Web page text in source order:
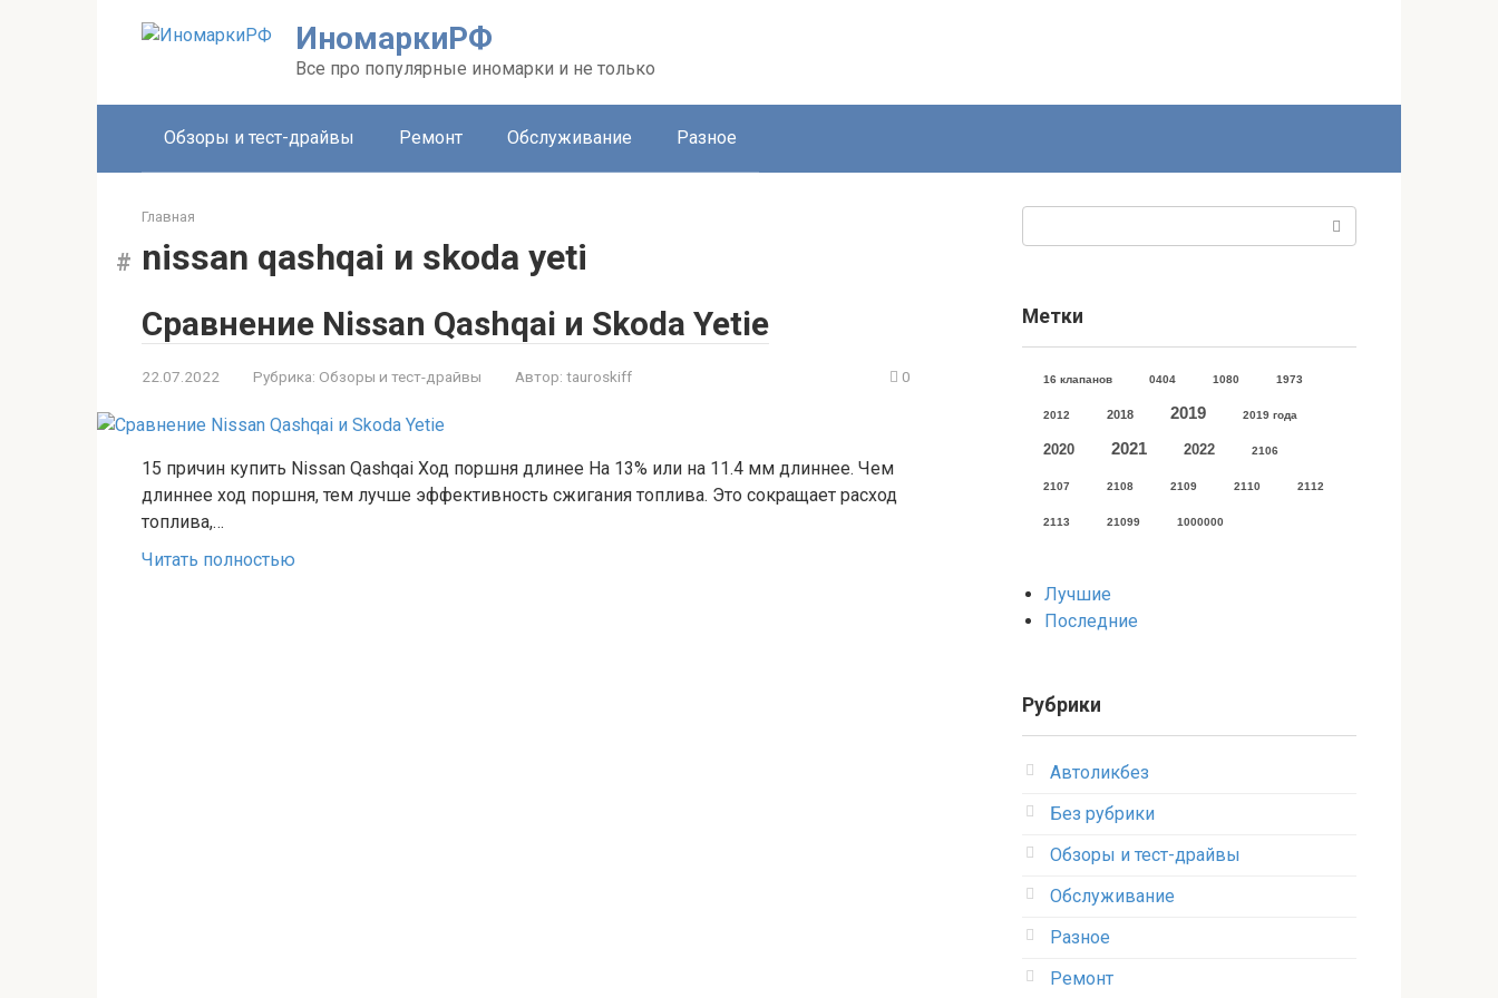
ИномаркиРФ
Все про популярные иномарки и не только
Обзоры и тест-драйвы Ремонт Обслуживание Разное
Главная
nissan qashqai и skoda yeti
Сравнение Nissan Qashqai и Skoda Yetiе
22.07.2022 Рубрика: Обзоры и тест-драйвы Автор: tauroskiff 0
15 причин купить Nissan Qashqai Ход поршня длинее На 13% или на 11.4 мм длиннее. Чем
длиннее ход поршня, тем лучше эффективность сжигания топлива. Это сокращает расход
топлива,…
Читать полностью
Метки
16 клапанов 0404 1080 1973
2012 2018 2019 2019 года
2020 2021 2022 2106
2107 2108 2109 2110 2112
2113 21099 1000000
Лучшие
Последние
Рубрики
Автоликбез
Без рубрики
Обзоры и тест-драйвы
Обслуживание
Разное
Ремонт